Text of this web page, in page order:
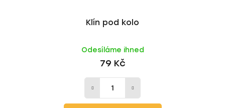
Klín pod kolo
Odesíláme ihned
79 Kč